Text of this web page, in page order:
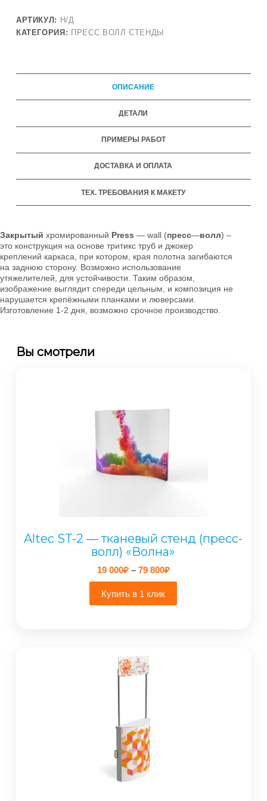
АРТИКУЛ: Н/Д
КАТЕГОРИЯ: ПРЕСС ВОЛЛ СТЕНДЫ
ОПИСАНИЕ
ДЕТАЛИ
ПРИМЕРЫ РАБОТ
ДОСТАВКА И ОПЛАТА
ТЕХ. ТРЕБОВАНИЯ К МАКЕТУ
Закрытый хромированный Press — wall (пресс—волл) –
это конструкция на основе тритикс труб и джокер
креплений каркаса, при котором, края полотна загибаются
на заднюю сторону. Возможно использование
утяжелителей, для устойчивости. Таким образом,
изображение выглядит спереди цельным, и композиция не
нарушается крепёжными планками и люверсами.
Изготовление 1-2 дня, возможно срочное производство.
Вы смотрели
Altec ST-2 — тканевый стенд (пресс-
волл) «Волна»
19 000₽ – 79 800₽Диапазон
цен:
000₽
Купить в 1 клик